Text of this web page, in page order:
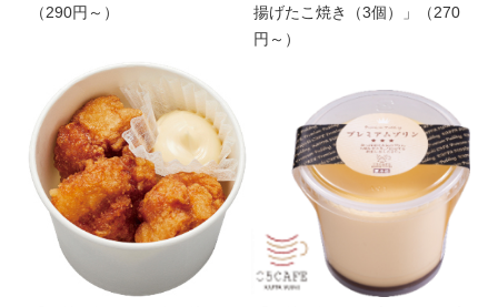
（290円～）
揚げたこ焼き（3個）」（270
円～）